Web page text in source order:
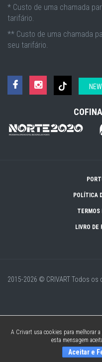
* Custo de uma chamada
tarifário.
** Custo de uma chamada
seu tarifário.
POLÍTICA
TERMOS
LIVRO DE
2015-2026 © CRIVARTTodos os
A Crivart usa cookies para melhorar
esta mensagem
Aceitar e